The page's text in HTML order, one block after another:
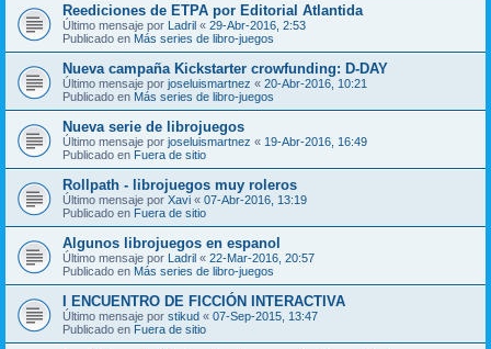
Reediciones de ETPA por Editorial Atlantida
Último mensaje por Ladril « 29-Abr-2016, 2:53
Publicado en Más series de libro-juegos
Nueva campaña Kickstarter crowfunding: D-DAY
Último mensaje por joseluismartnez « 20-Abr-2016, 10:21
Publicado en Más series de libro-juegos
Nueva serie de librojuegos
Último mensaje por joseluismartnez « 19-Abr-2016, 16:49
Publicado en Fuera de sitio
Rollpath - librojuegos muy roleros
Último mensaje por Xavi « 07-Abr-2016, 13:19
Publicado en Fuera de sitio
Algunos librojuegos en espanol
Último mensaje por Ladril « 22-Mar-2016, 20:57
Publicado en Más series de libro-juegos
I ENCUENTRO DE FICCIÓN INTERACTIVA
Último mensaje por stikud « 07-Sep-2015, 13:47
Publicado en Fuera de sitio